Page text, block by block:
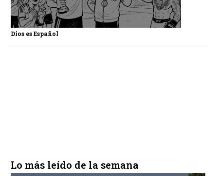
Dios es Español
Lo más leído de la semana